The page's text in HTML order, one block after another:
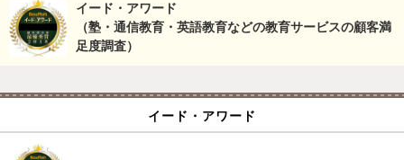
イード・アワード
（塾・通信教育・英語教育などの教育サービスの顧客満
足度調査）
イード・アワード